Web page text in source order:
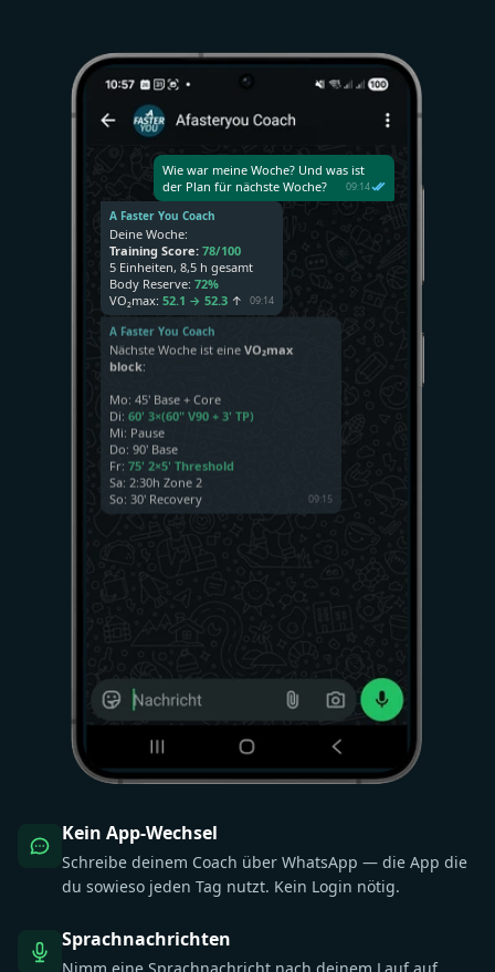
Wie war meine Woche? Und was ist
der Plan für nächste Woche?
09:14
A Faster You Coach
Deine Woche:
Training Score: 78/100
5 Einheiten, 8,5 h gesamt
Body Reserve:72%
VO₂max:52.1 → 52.3 ↑ 09:14
A Faster You Coach
Nächste Woche ist eineVO₂max
block:
Mo: 45' Base + Core
Di:60' 3×(60" V90 + 3' TP)
Mi: Pause
Do: 90' Base
Fr:75' 2×5' Threshold
Sa: 2:30h Zone 2
So: 30' Recovery
09:15
Kannst du Donnerstag auf Freitag
verschieben? Ich habe ein Meeting.
Kein App-Wechsel
Schreibe deinem Coach über WhatsApp — die App die
du sowieso jeden Tag nutzt. Kein Login nötig.
Sprachnachrichten